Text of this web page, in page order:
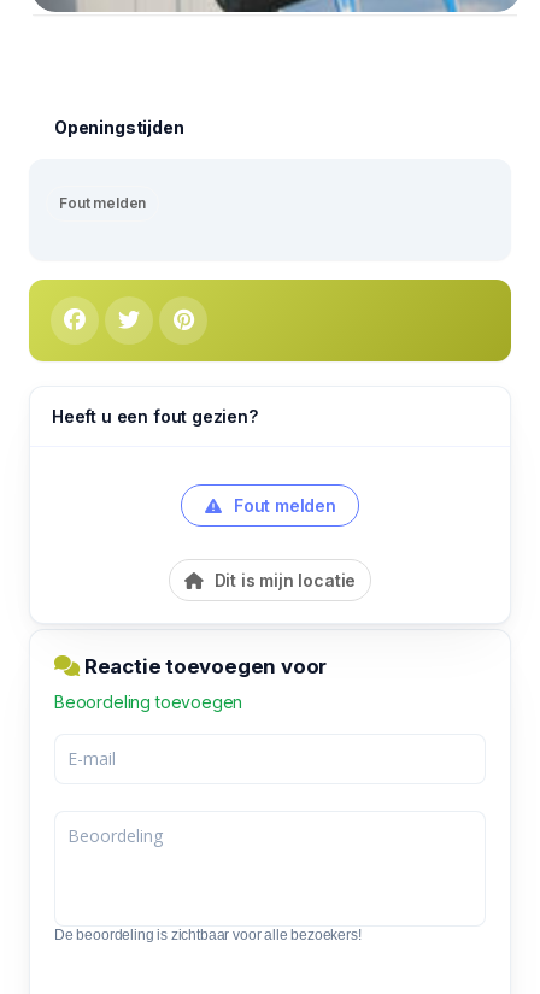
Openingstijden
Fout melden
Heeft u een fout gezien?
Fout melden
Dit is mijn locatie
Reactie toevoegen voor
Beoordeling toevoegen
De beoordeling is zichtbaar voor alle bezoekers!